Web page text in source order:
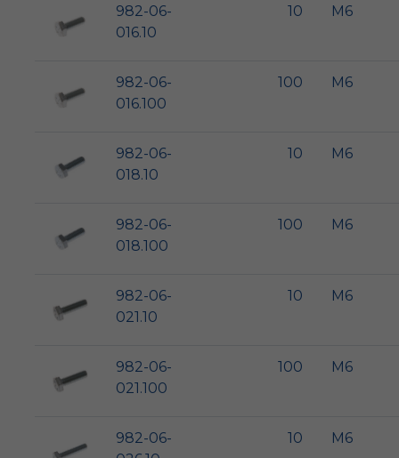
982-06-
016.10
10 M6
982-06-
016.100
100 M6
982-06-
018.10
10 M6
982-06-
018.100
100 M6
982-06-
021.10
10 M6
982-06-
021.100
100 M6
982-06-
10 M6